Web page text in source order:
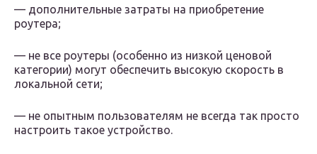
— дополнительные затраты на приобретение
роутера;
— не все роутеры (особенно из низкой ценовой
категории) могут обеспечить высокую скорость в
локальной сети;
— не опытным пользователям не всегда так просто
настроить такое устройство.